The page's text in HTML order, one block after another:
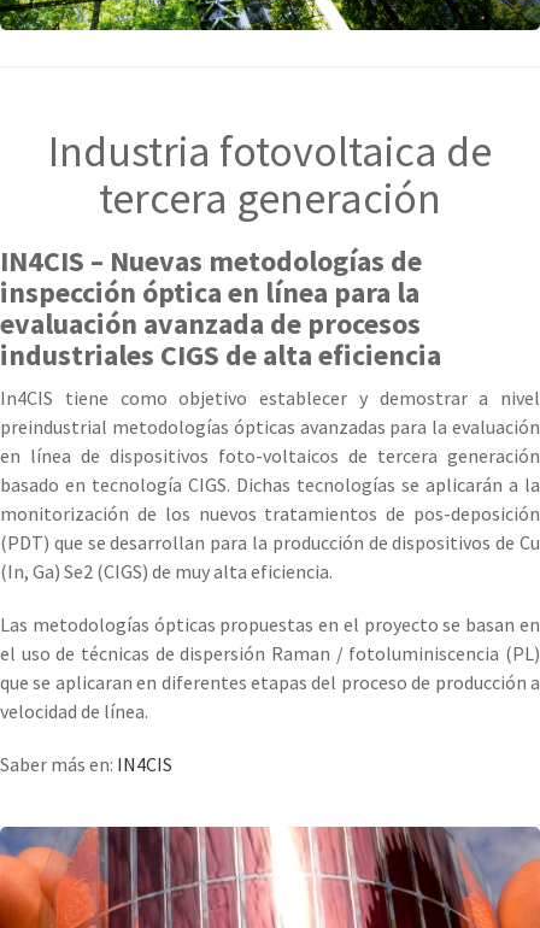
Industria fotovoltaica de
tercera generación
IN4CIS – Nuevas metodologías de
inspección óptica en línea para la
evaluación avanzada de procesos
industriales CIGS de alta eficiencia
In4CIS tiene como objetivo establecer y demostrar a nivel
preindustrial metodologías ópticas avanzadas para la evaluación
en línea de dispositivos foto-voltaicos de tercera generación
basado en tecnología CIGS. Dichas tecnologías se aplicarán a la
monitorización de los nuevos tratamientos de pos-deposición
(PDT) que se desarrollan para la producción de dispositivos de Cu
(In, Ga) Se2 (CIGS) de muy alta eficiencia.
Las metodologías ópticas propuestas en el proyecto se basan en
el uso de técnicas de dispersión Raman / fotoluminiscencia (PL)
que se aplicaran en diferentes etapas del proceso de producción a
velocidad de línea.
Saber más en: IN4CIS